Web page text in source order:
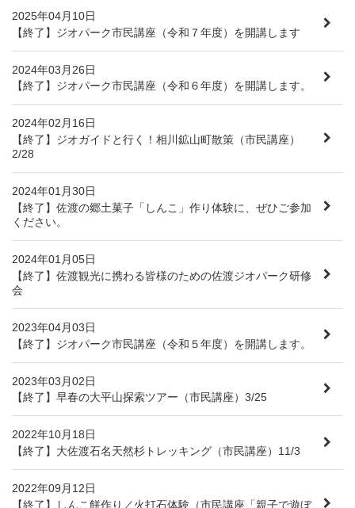
2025年04月10日
【終了】ジオパーク市民講座（令和７年度）を開講します
2024年03月26日
【終了】ジオパーク市民講座（令和６年度）を開講します。
2024年02月16日
【終了】ジオガイドと行く！相川鉱山町散策（市民講座）
2/28
2024年01月30日
【終了】佐渡の郷土菓子「しんこ」作り体験に、ぜひご参加
ください。
2024年01月05日
【終了】佐渡観光に携わる皆様のための佐渡ジオパーク研修
会
2023年04月03日
【終了】ジオパーク市民講座（令和５年度）を開講します。
2023年03月02日
【終了】早春の大平山探索ツアー（市民講座）3/25
2022年10月18日
【終了】大佐渡石名天然杉トレッキング（市民講座）11/3
2022年09月12日
【終了】しんこ餅作り／火打石体験（市民講座「親子で遊ぼ